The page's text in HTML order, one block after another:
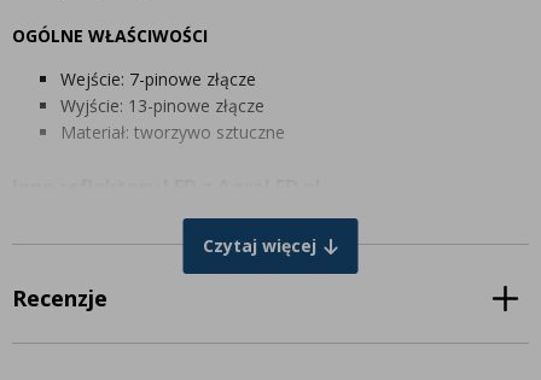
OGÓLNE WŁAŚCIWOŚCI
Wejście: 7-pinowe złącze
Wyjście: 13-pinowe złącze
Materiał: tworzywo sztuczne
AgraLED.pl oferuje szeroką gamę nie tylko lamp tylnych LED, ale
reflektorów roboczych LED.
Jeśli masz jakiekolwiek pytania dotyczące naszych produktów lub
momencie bez zobowiązań. Można się z nami skontaktować
Czytaj więcej
Recenzje